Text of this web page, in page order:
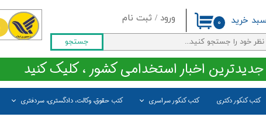
ورود / ثبت نام
حساب کاربری من
تغییر گذر واژه
سفارشات
خروج از حساب کاربری
جستجو
کتب کنکور دکتری کتب کنکور سراسری کتب حقوق، وکالت، دادگستری، سردفتری
۰ سبد خرید
اخبار استخدامی کشور ، کلیک کنید